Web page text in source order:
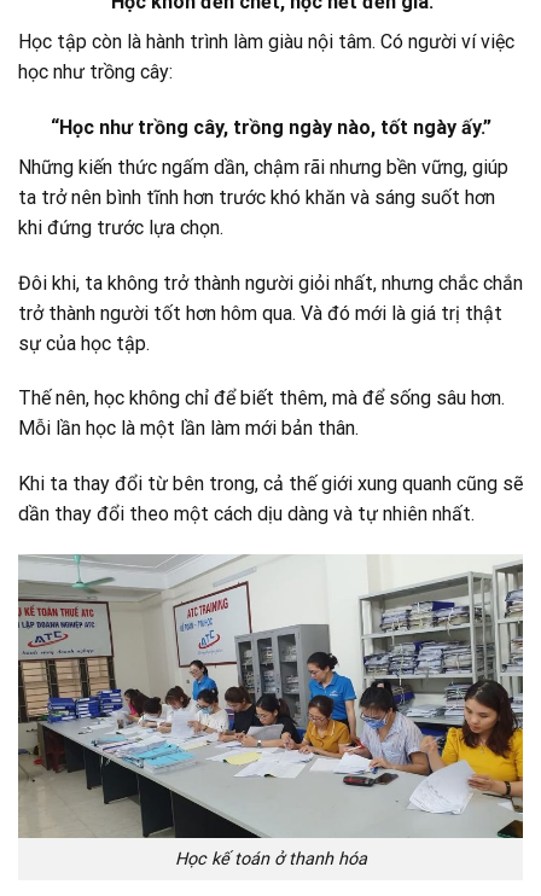
Học tập còn là hành trình làm giàu nội tâm. Có người ví việc
học như trồng cây:
“Học như trồng cây, trồng ngày nào, tốt ngày ấy.”
Những kiến thức ngấm dần, chậm rãi nhưng bền vững, giúp
ta trở nên bình tĩnh hơn trước khó khăn và sáng suốt hơn
khi đứng trước lựa chọn.
Đôi khi, ta không trở thành người giỏi nhất, nhưng chắc chắn
trở thành người tốt hơn hôm qua. Và đó mới là giá trị thật
sự của học tập.
Thế nên, học không chỉ để biết thêm, mà để sống sâu hơn.
Mỗi lần học là một lần làm mới bản thân.
Khi ta thay đổi từ bên trong, cả thế giới xung quanh cũng sẽ
dần thay đổi theo một cách dịu dàng và tự nhiên nhất.
Học kế toán ở thanh hóa